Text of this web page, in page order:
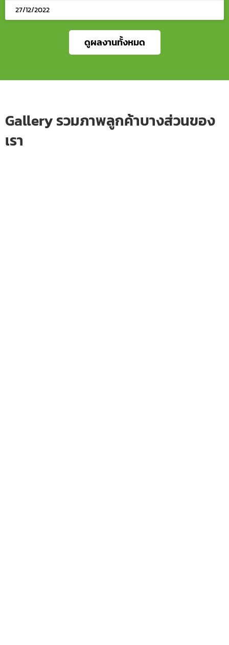
27/12/2022
ดูผลงานทั้งหมด
Gallery รวมภาพลูกค้าบางส่วนของ
เรา